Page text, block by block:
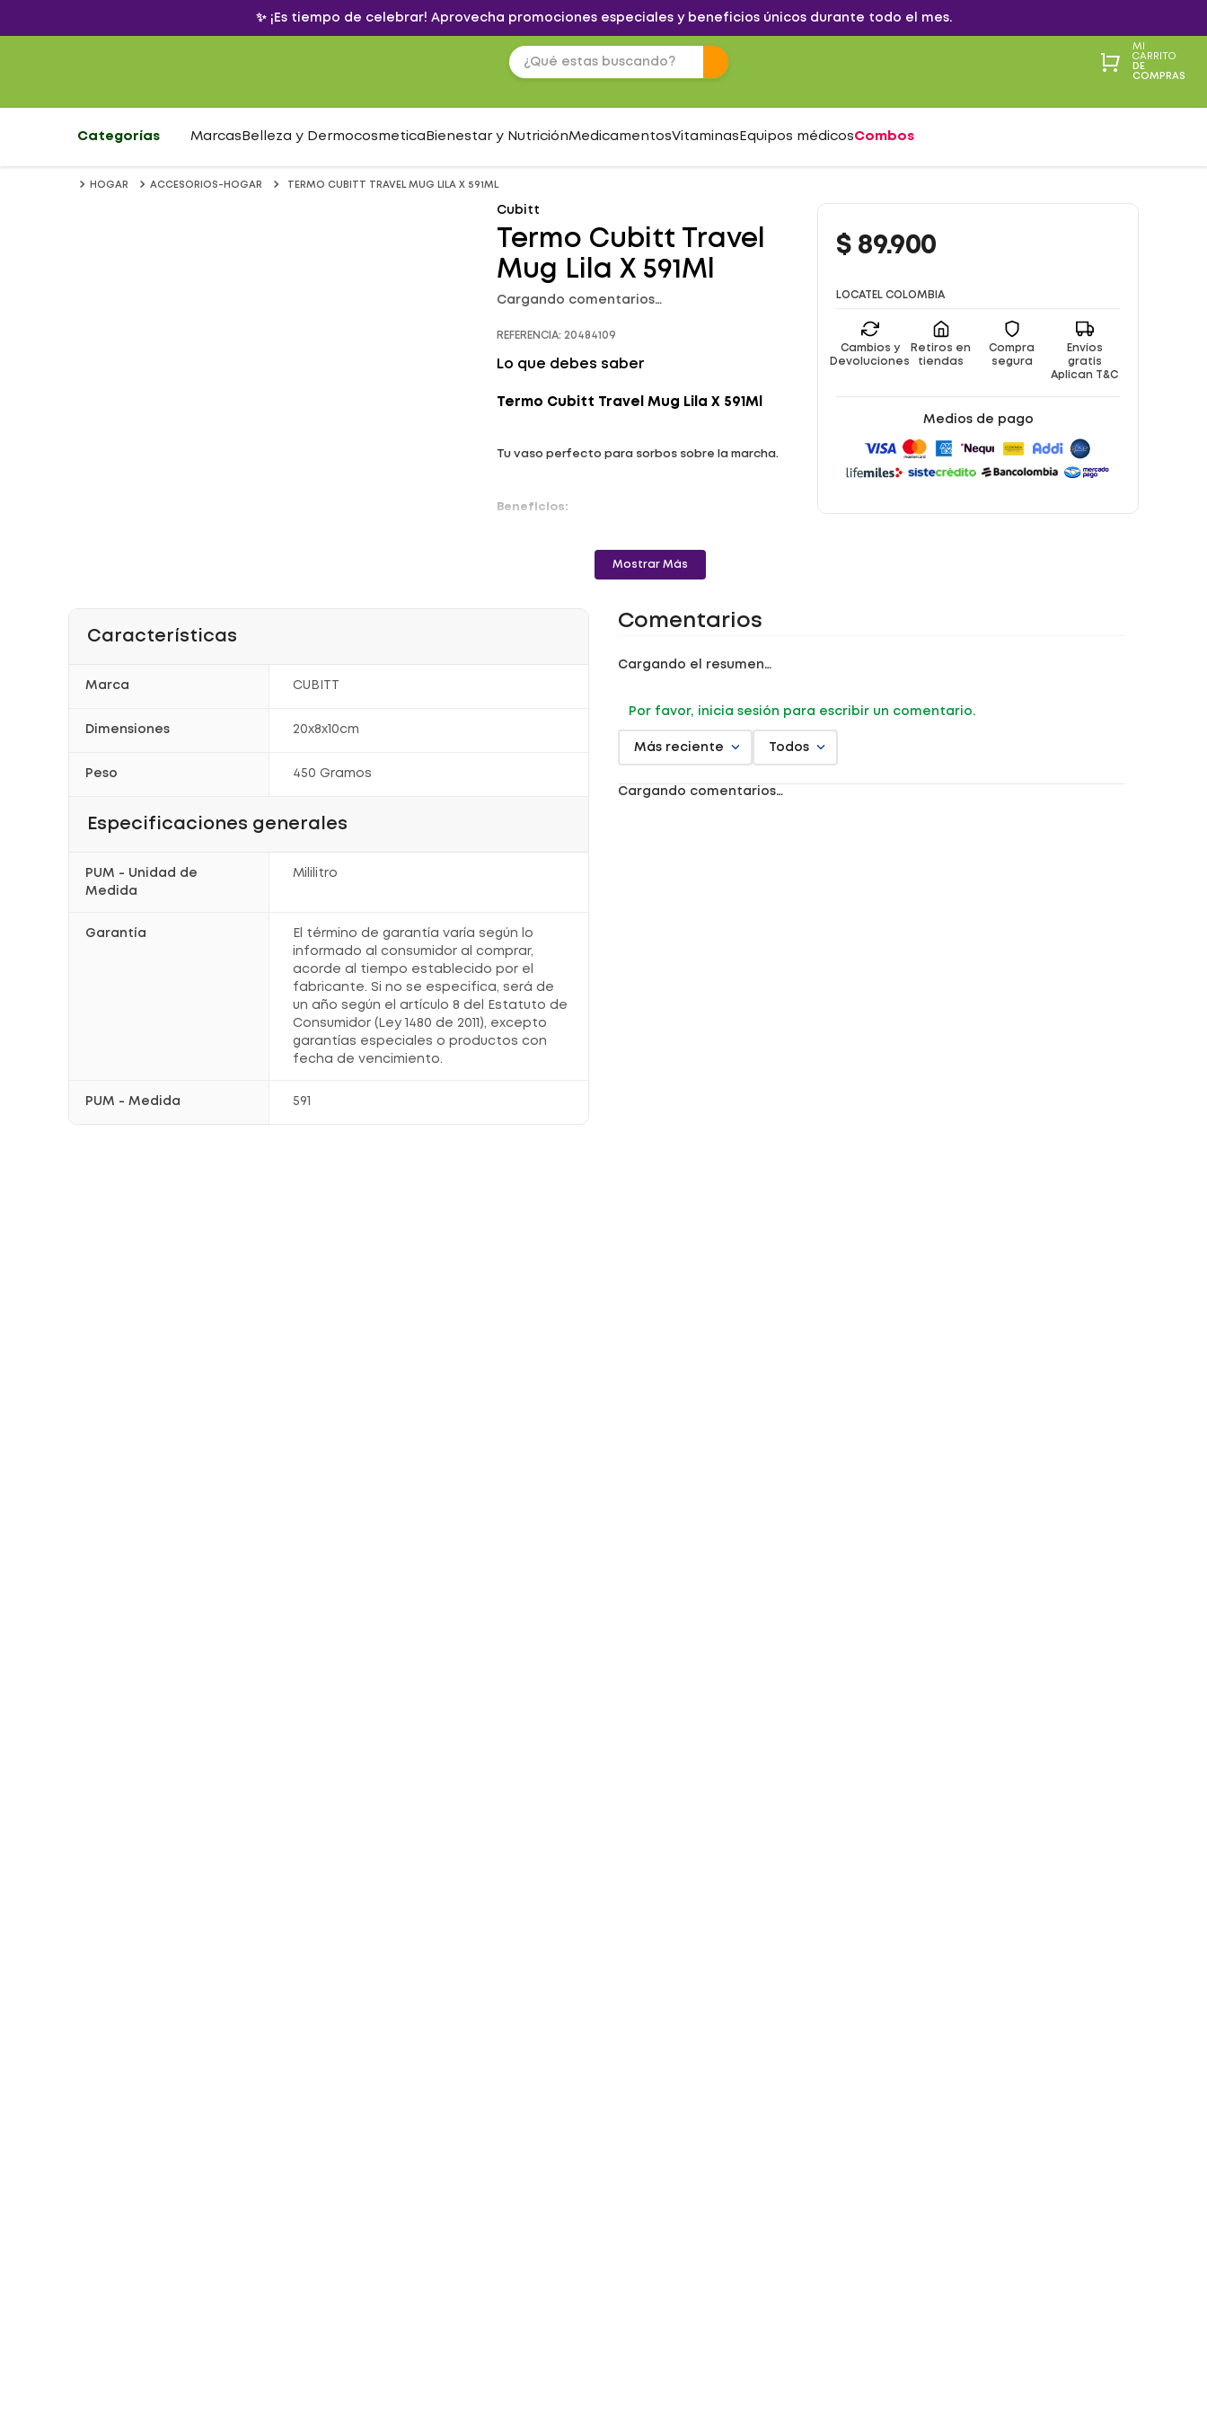
✨ ¡Es tiempo de celebrar! Aprovecha promociones especiales y beneficios únicos durante todo el mes.
MI
CARRITO
DE
COMPRAS
Categorías Marcas Belleza y Dermocosmetica Bienestar y NutriciónMedicamentosVitaminas Equipos médicosCombos
HOGAR ACCESORIOS-HOGAR TERMO CUBITT TRAVEL MUG LILA X 591ML
Cubitt
Termo Cubitt Travel
Mug Lila X 591Ml
Cargando comentarios…
REFERENCIA: 20484109
Lo que debes saber
Termo Cubitt Travel Mug Lila X 591Ml
Tu vaso perfecto para sorbos sobre la marcha.
Beneficios:
- El Cubitt Travel Mug cuenta con aislamiento al
adaptan a tu estilo de vida: una tapa con carrizo
para bebidas frías y una tapa hermética para
- Ideal para el uso diario, cómodo y duradero.
Mostrar Más
$ 89.900
LOCATEL COLOMBIA
Cambios y
Devoluciones
Retiros en
tiendas
Compra
segura
Envíos
gratis
Aplican T&C
Medios de pago
Características
Marca CUBITT
Dimensiones 20x8x10cm
Peso 450 Gramos
Especificaciones generales
PUM - Unidad de
Medida
Mililitro
Garantía
El término de garantía varía según lo
informado al consumidor al comprar,
acorde al tiempo establecido por el
fabricante. Si no se especifica, será de
un año según el artículo 8 del Estatuto de
Consumidor (Ley 1480 de 2011), excepto
garantías especiales o productos con
fecha de vencimiento.
PUM - Medida 591
Comentarios
Cargando el resumen…
Por favor, inicia sesión para escribir un comentario.
Más reciente Todos
Cargando comentarios…